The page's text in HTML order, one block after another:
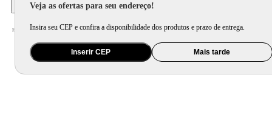
Veja as ofertas para seu endereço!
Insira seu CEP e confira a disponibilidade dos produtos e prazo de entrega.
Inserir CEP Mais tarde
Home Brinquedo e Colecionável / Primeira Infância e Pelúcia